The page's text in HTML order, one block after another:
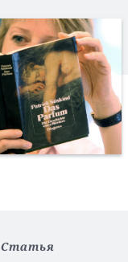
Статья